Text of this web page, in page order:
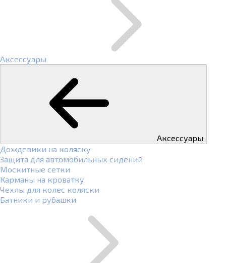
Аксессуары
Аксессуары
Дождевики на коляску
Защита для автомобильных сидений
Москитные сетки
Карманы на кроватку
Чехлы для колес коляски
Батники и рубашки